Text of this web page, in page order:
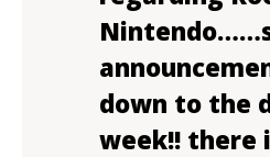
down to the
week!! there